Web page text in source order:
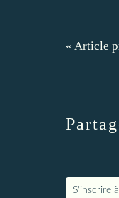
« Article
S'inscrire